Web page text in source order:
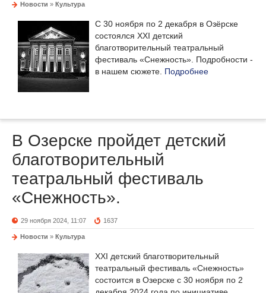
Новости » Культура
С 30 ноября по 2 декабря в Озёрске
состоялся ХХI детский
благотворительный театральный
фестиваль «Снежность». Подробности -
в нашем сюжете. Подробнее
В Озерске пройдет детский
благотворительный
театральный фестиваль
«Снежность».
29 ноября 2024, 11:07 1637
Новости » Культура
ХХI детский благотворительный
театральный фестиваль «Снежность»
состоится в Озерске с 30 ноября по 2